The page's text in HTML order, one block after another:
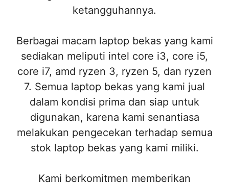
ketangguhannya.
Berbagai macam laptop bekas yang kami
sediakan meliputi intel core i3, core i5,
core i7, amd ryzen 3, ryzen 5, dan ryzen
7. Semua laptop bekas yang kami jual
dalam kondisi prima dan siap untuk
digunakan, karena kami senantiasa
melakukan pengecekan terhadap semua
stok laptop bekas yang kami miliki.
Kami berkomitmen memberikan